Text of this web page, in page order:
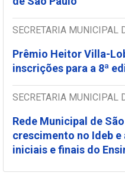
SECRETARIA MUNICIPAL
Prêmio Heitor Villa-
inscrições para a 8ª
SECRETARIA MUNICIPAL
Rede Municipal de
crescimento no Ideb e
iniciais e finais do